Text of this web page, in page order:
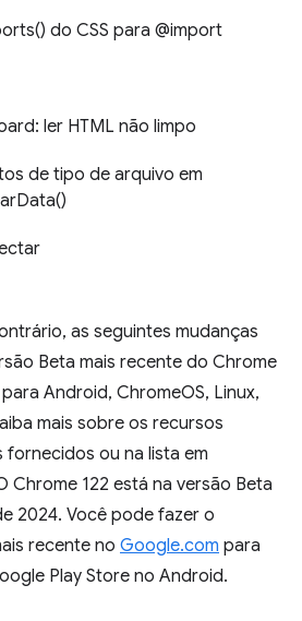
do CSS para @import
ler HTML não limpo
de tipo de arquivo em
as seguintes mudanças
Beta mais recente do Chrome
Android, ChromeOS, Linux,
mais sobre os recursos
fornecidos ou na lista em
Chrome 122 está na versão Beta
2024. Você pode fazer o
recente no Google.com para
Play Store no Android.